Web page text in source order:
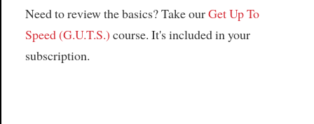
Need to review the basics? Take ourGet Up To
Speed (G.U.T.S.) course. It's included in your
subscription.